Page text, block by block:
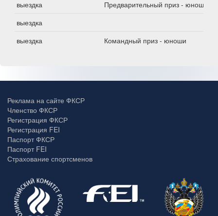
выездка
Предварительный приз - юноши
выездка
выездка
Командный приз - юноши
Реклама на сайте ФКСР
Членство ФКСР
Регистрация ФКСР
Регистрация FEI
Паспорт ФКСР
Паспорт FEI
Страхование спортсменов